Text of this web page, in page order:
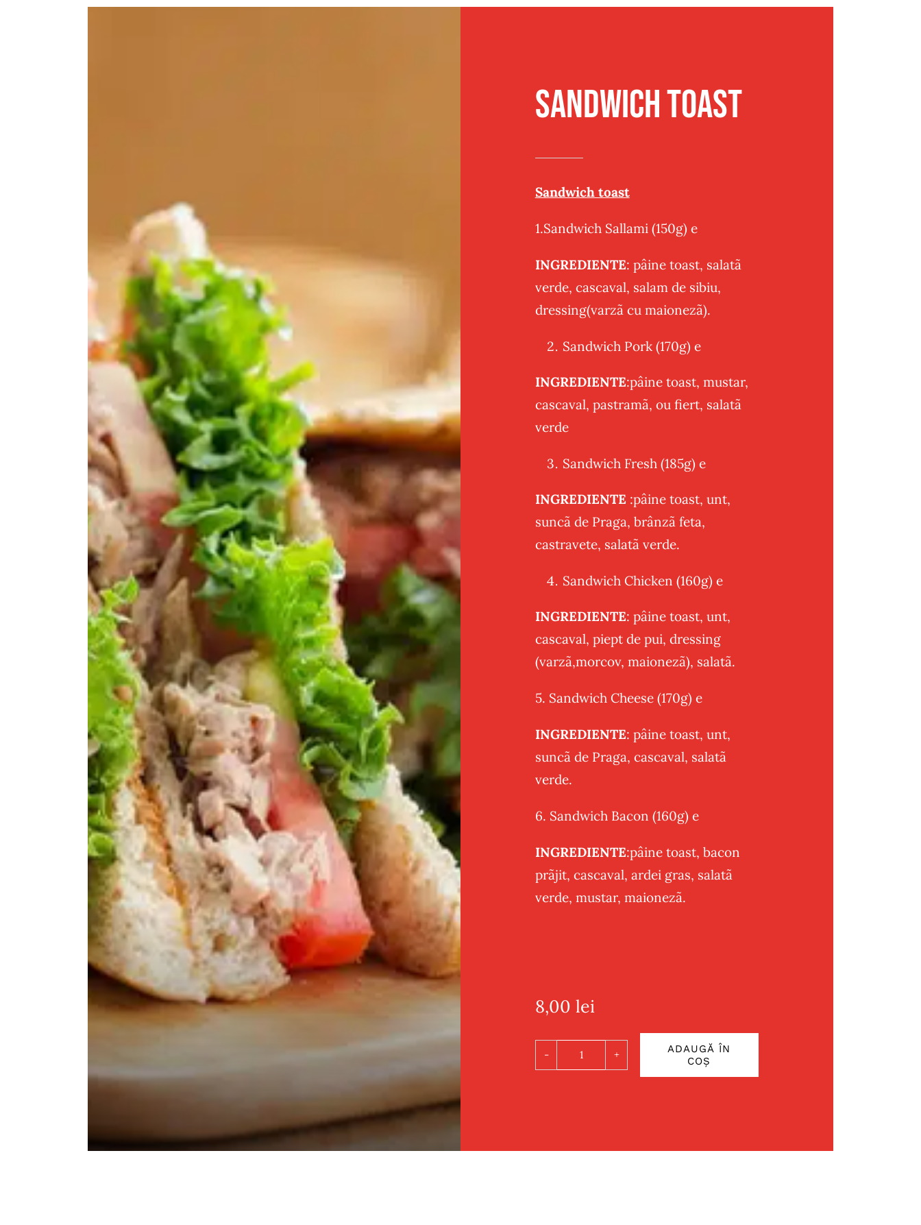
Sandwich Toast
Sandwich toast
1.Sandwich Sallami (150g) e
INGREDIENTE: pâine toast, salatã
verde, cascaval, salam de sibiu,
dressing(varzã cu maionezã).
Sandwich Pork (170g) e
INGREDIENTE:pâine toast, mustar,
cascaval, pastramã, ou fiert, salatã
verde
Sandwich Fresh (185g) e
INGREDIENTE :pâine toast, unt,
suncã de Praga, brânzã feta,
castravete, salatã verde.
Sandwich Chicken (160g) e
INGREDIENTE: pâine toast, unt,
cascaval, piept de pui, dressing
(varzã,morcov, maionezã), salatã.
5. Sandwich Cheese (170g) e
INGREDIENTE: pâine toast, unt,
suncã de Praga, cascaval, salatã
verde.
6. Sandwich Bacon (160g) e
INGREDIENTE:pâine toast, bacon
prãjit, cascaval, ardei gras, salatã
verde, mustar, maionezã.
8,00 lei
Cantitate
ADAUGĂ ÎN
COȘ